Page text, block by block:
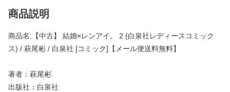
商品説明
商品名:【中古】 結婚×レンアイ。 2 (白泉社レディースコミック
ス) / 萩尾彬 / 白泉社 [コミック]【メール便送料無料】
著者：萩尾彬
出版社：白泉社